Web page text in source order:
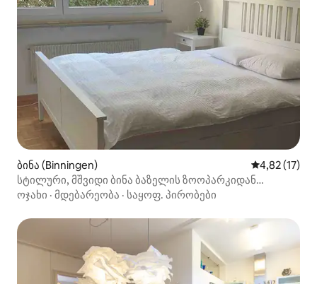
ბინა (Binningen) საშუალო
4,82 (17)
სტილური, მშვიდი ბინა ბაზელის ზოოპარკიდან
რამდენიმე ნაბიჯის მოშორებით
ოჯახი · მდებარეობა · საყოფ. პირობები